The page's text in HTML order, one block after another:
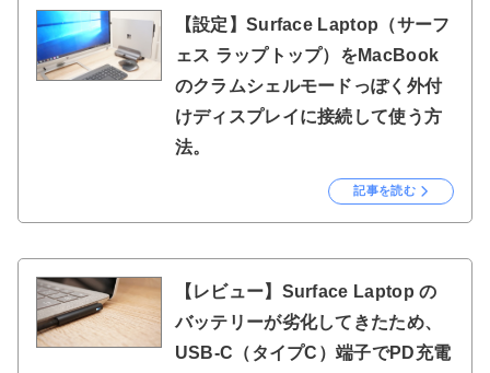
【設定】Surface Laptop（サーフ
ェス ラップトップ）をMacBook
のクラムシェルモードっぽく外付
けディスプレイに接続して使う方
法。
記事を読む
【レビュー】Surface Laptop の
バッテリーが劣化してきたため、
USB-C（タイプC）端子でPD充電